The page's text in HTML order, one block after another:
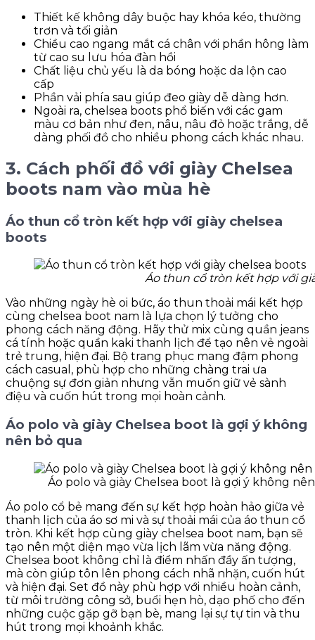
Thiết kế không dây buộc hay khóa kéo, thường
trơn và tối giản
Chiều cao ngang mắt cá chân với phần hông làm
từ cao su lưu hóa đàn hồi
Chất liệu chủ yếu là da bóng hoặc da lộn cao
cấp
Phần vải phía sau giúp đeo giày dễ dàng hơn.
Ngoài ra, chelsea boots phổ biến với các gam
màu cơ bản như đen, nâu, nâu đỏ hoặc trắng, dễ
dàng phối đồ cho nhiều phong cách khác nhau.
3. Cách phối đồ với giày Chelsea
boots nam vào mùa hè
Áo thun cổ tròn kết hợp với giày chelsea
boots
Áo thun cổ tròn kết hợp với
Vào những ngày hè oi bức, áo thun thoải mái kết hợp
cùng chelsea boot nam là lựa chọn lý tưởng cho
phong cách năng động. Hãy thử mix cùng quần jeans
cá tính hoặc quần kaki thanh lịch để tạo nên vẻ ngoài
trẻ trung, hiện đại. Bộ trang phục mang đậm phong
cách casual, phù hợp cho những chàng trai ưa
chuộng sự đơn giản nhưng vẫn muốn giữ vẻ sành
điệu và cuốn hút trong mọi hoàn cảnh.
Áo polo và giày Chelsea boot là gợi ý không
nên bỏ qua
Áo polo và giày Chelsea boot là gợi ý không
Áo polo cổ bẻ mang đến sự kết hợp hoàn hảo giữa vẻ
thanh lịch của áo sơ mi và sự thoải mái của áo thun cổ
tròn. Khi kết hợp cùng giày chelsea boot nam, bạn sẽ
tạo nên một diện mạo vừa lịch lãm vừa năng động.
Chelsea boot không chỉ là điểm nhấn đầy ấn tượng,
mà còn giúp tôn lên phong cách nhã nhặn, cuốn hút
và hiện đại. Set đồ này phù hợp với nhiều hoàn cảnh,
từ môi trường công sở, buổi hẹn hò, dạo phố cho đến
những cuộc gặp gỡ bạn bè, mang lại sự tự tin và thu
hút trong mọi khoảnh khắc.